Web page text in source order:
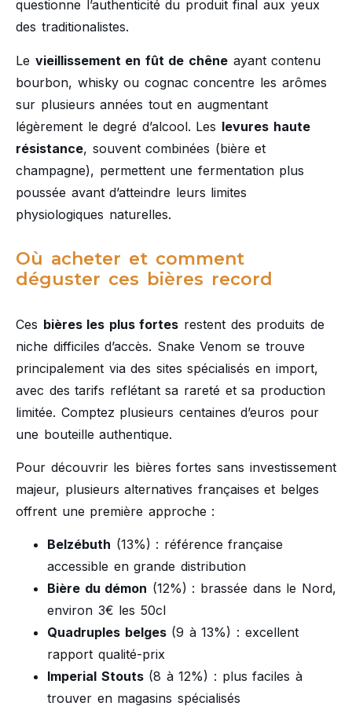
questionne l’authenticité du produit final aux yeux
des traditionalistes.
Le vieillissement en fût de chêne ayant contenu
bourbon, whisky ou cognac concentre les arômes
sur plusieurs années tout en augmentant
légèrement le degré d’alcool. Les levures haute
résistance, souvent combinées (bière et
champagne), permettent une fermentation plus
poussée avant d’atteindre leurs limites
physiologiques naturelles.
Où acheter et comment
déguster ces bières record
Ces bières les plus fortes restent des produits de
niche difficiles d’accès. Snake Venom se trouve
principalement via des sites spécialisés en import,
avec des tarifs reflétant sa rareté et sa production
limitée. Comptez plusieurs centaines d’euros pour
une bouteille authentique.
Pour découvrir les bières fortes sans investissement
majeur, plusieurs alternatives françaises et belges
offrent une première approche :
Belzébuth (13%) : référence française
accessible en grande distribution
Bière du démon (12%) : brassée dans le Nord,
environ 3€ les 50cl
Quadruples belges(9 à 13%) : excellent
rapport qualité-prix
Imperial Stouts(8 à 12%) : plus faciles à
trouver en magasins spécialisés